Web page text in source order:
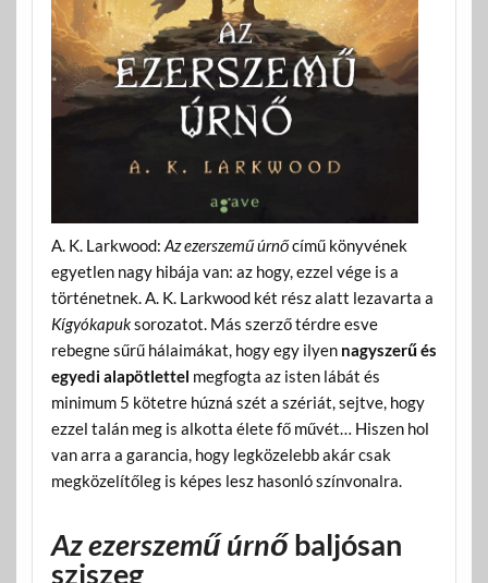
A. K. Larkwood: Az ezerszemű úrnőcímű könyvének
egyetlen nagy hibája van: az hogy, ezzel vége is a
történetnek. A. K. Larkwood két rész alatt lezavarta a
Kígyókapuksorozatot. Más szerző térdre esve
rebegne sűrű hálaimákat, hogy egy ilyen nagyszerű és
egyedi alapötlettel megfogta az isten lábát és
minimum 5 kötetre húzná szét a szériát, sejtve, hogy
ezzel talán meg is alkotta élete fő művét… Hiszen hol
van arra a garancia, hogy legközelebb akár csak
megközelítőleg is képes lesz hasonló színvonalra.
Az ezerszemű úrnőbaljósan
sziszeg